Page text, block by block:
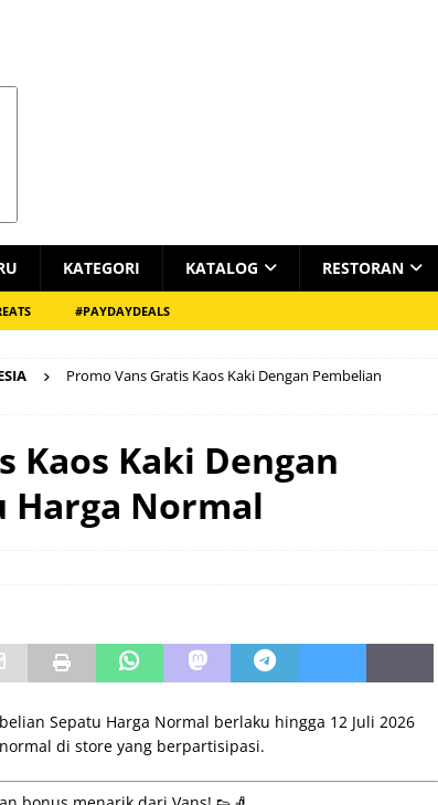
KATEGORI KATALOG RESTORAN
#PAYDAYDEALS
Promo Vans Gratis Kaos Kaki Dengan Pembelian
Kaos Kaki Dengan
Harga Normal
Sepatu Harga Normal berlaku hingga 12 Juli 2026
di store yang berpartisipasi.